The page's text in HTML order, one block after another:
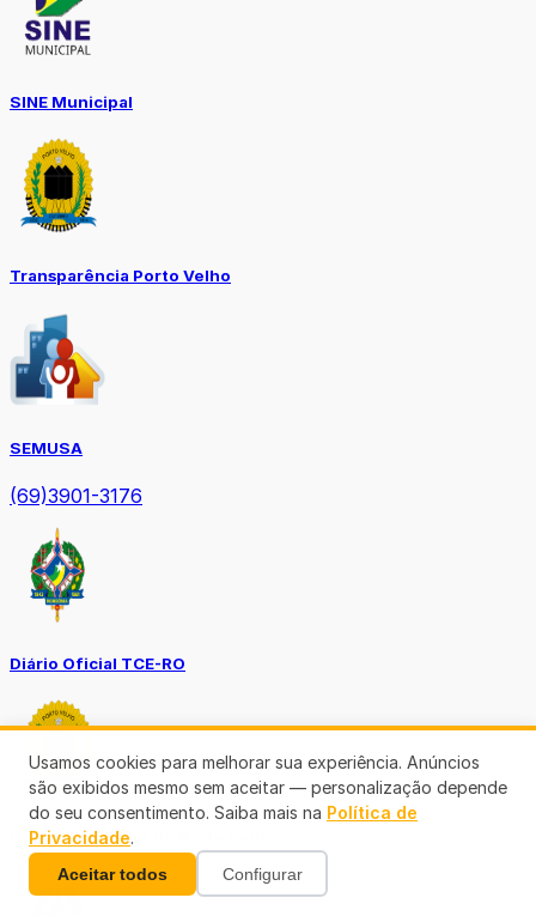
SINE Municipal
Transparência Porto Velho
SEMUSA
(69)3901-3176
Diário Oficial TCE-RO
Diário Prefeitura de Porto Velho
Usamos cookies para melhorar sua experiência. Anúncios
são exibidos mesmo sem aceitar — personalização depende
do seu consentimento. Saiba mais na Política de
Privacidade.
Aceitar todos Configurar